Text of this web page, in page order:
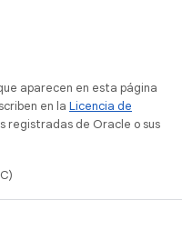
aparecen en esta página
en la Licencia de
registradas de Oracle o sus